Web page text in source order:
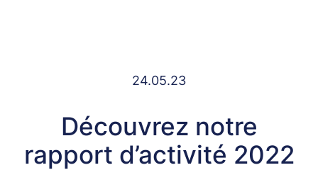
24.05.23
Découvrez notre
rapport d’activité 2022